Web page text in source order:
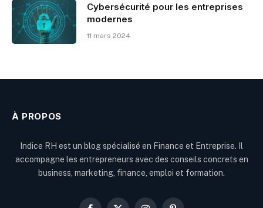
Cybersécurité pour les entreprises
modernes
11 mars 2024
À PROPOS
Indice RH est un blog spécialisé en Finance et Entreprise. Il
accompagne les entrepreneurs avec des conseils concrets en
business, marketing, finance, emploi et formation.